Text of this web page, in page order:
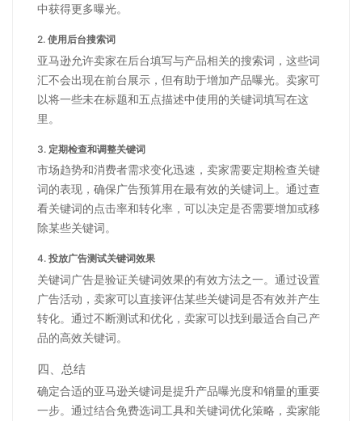
中获得更多曝光。
2. 使用后台搜索词
亚马逊允许卖家在后台填写与产品相关的搜索词，这些词
汇不会出现在前台展示，但有助于增加产品曝光。卖家可
以将一些未在标题和五点描述中使用的关键词填写在这
里。
3. 定期检查和调整关键词
市场趋势和消费者需求变化迅速，卖家需要定期检查关键
词的表现，确保广告预算用在最有效的关键词上。通过查
看关键词的点击率和转化率，可以决定是否需要增加或移
除某些关键词。
4. 投放广告测试关键词效果
关键词广告是验证关键词效果的有效方法之一。通过设置
广告活动，卖家可以直接评估某些关键词是否有效并产生
转化。通过不断测试和优化，卖家可以找到最适合自己产
品的高效关键词。
四、总结
确定合适的亚马逊关键词是提升产品曝光度和销量的重要
一步。通过结合免费选词工具和关键词优化策略，卖家能